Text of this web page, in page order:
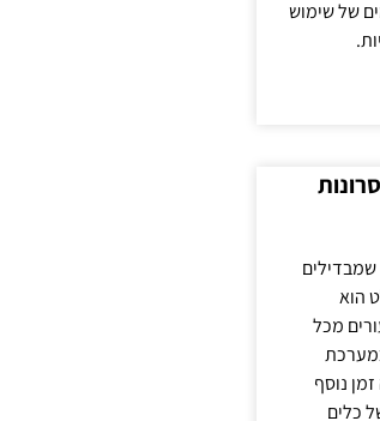
של שימוש
שמבדילים
הוא
מכל
נוסף
כלים